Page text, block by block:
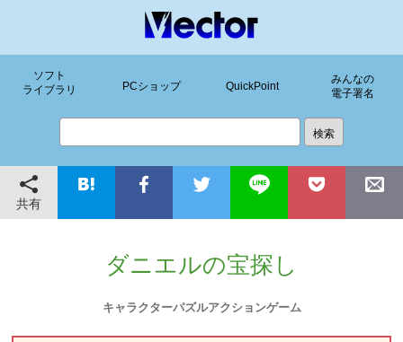
ソフト
ライブラリ
PCショップ QuickPoint
みんなの
電子署名
共有
ダニエルの宝探し
キャラクターパズルアクションゲーム